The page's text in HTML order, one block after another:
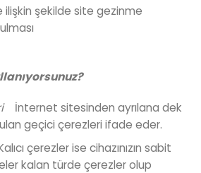
ilişkin şekilde site gezinme
ıyorsunuz?
İnternet sitesinden ayrılana dek
geçici çerezleri ifade eder.
çerezler ise cihazınızın sabit
kalan türde çerezler olup